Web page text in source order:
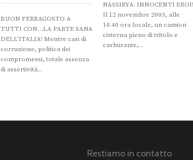
BUON FERRAGOSTO A
TUTTI CON…LA PARTE SANA
DELL’ITALIA! Mentre casi di
corruzione, politica dei
compromessi, totale assenza
di assertività...
NASSIRYA: INNOCENTI EROI!
Il 12 novembre 2003, alle
10.40 ora locale, un camion
cisterna pieno di tritolo e
carburante,...
Restiamo in contatto